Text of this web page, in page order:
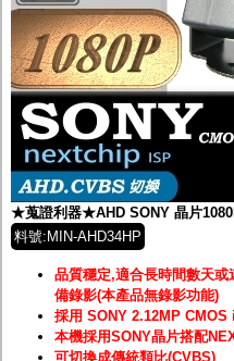
★蒐證利器★AHD SONY 晶片
料號:MIN-AHD34HP
品質穩定,適合長時間數天
備錄影(本產品無錄影功能)
採用 SONY 2.12MP
本機採用SONY晶片搭配
可切換成傳統類比(CVBS)